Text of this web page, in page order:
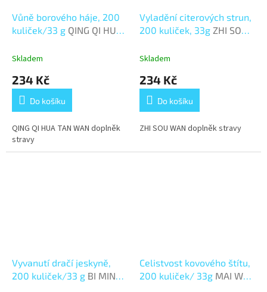
Vůně borového háje, 200
kuliček/33 g QING QI HUA
Skladem
234 Kč
Do košíku
QING QI HUA TAN WAN doplněk
stravy
Vyladění citerových strun,
200 kuliček, 33g ZHI SOU
Skladem
234 Kč
Do košíku
ZHI SOU WAN doplněk stravy
Vyvanutí dračí jeskyně,
200 kuliček/33 g BI MIN
Celistvost kovového štítu,
200 kuliček/ 33g MAI WEI